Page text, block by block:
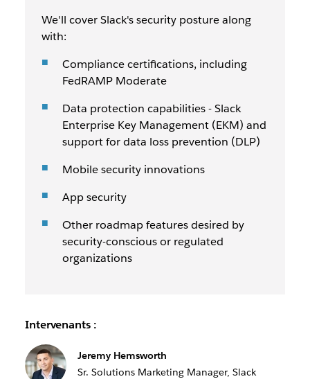
We'll cover Slack's security posture along
with:
Compliance certifications, including
FedRAMP Moderate
Data protection capabilities - Slack
Enterprise Key Management (EKM) and
support for data loss prevention (DLP)
Mobile security innovations
App security
Other roadmap features desired by
security-conscious or regulated
organizations
Intervenants :
Jeremy Hemsworth
Sr. Solutions Marketing Manager, Slack